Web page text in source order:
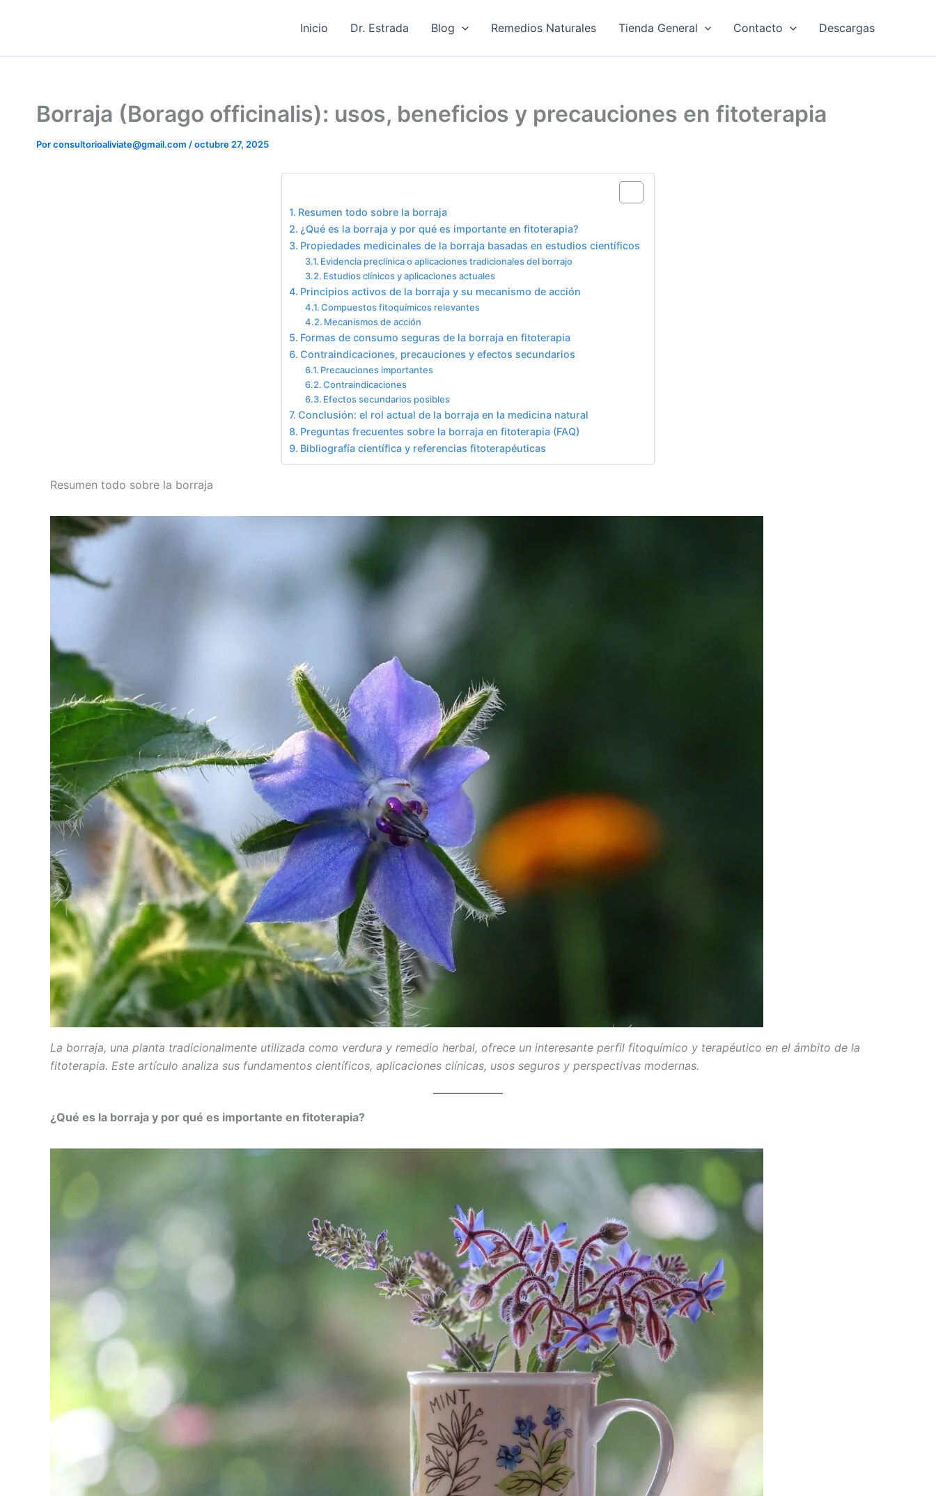
Inicio Dr. Estrada Blog Remedios Naturales Tienda General Contacto Descargas
Borraja (Borago officinalis): usos, beneficios y precauciones en fitoterapia
Porconsultorioaliviate@gmail.com /octubre 27, 2025
Resumen todo sobre la borraja
¿Qué es la borraja y por qué es importante en fitoterapia?
Propiedades medicinales de la borraja basadas en estudios científicos
Evidencia preclínica o aplicaciones tradicionales del borrajo
Estudios clínicos y aplicaciones actuales
Principios activos de la borraja y su mecanismo de acción
Compuestos fitoquímicos relevantes
Mecanismos de acción
Formas de consumo seguras de la borraja en fitoterapia
Contraindicaciones, precauciones y efectos secundarios
Precauciones importantes
Contraindicaciones
Efectos secundarios posibles
Conclusión: el rol actual de la borraja en la medicina natural
Preguntas frecuentes sobre la borraja en fitoterapia (FAQ)
Bibliografía científica y referencias fitoterapéuticas
Resumen todo sobre la borraja
La borraja, una planta tradicionalmente utilizada como verdura y remedio herbal, ofrece un interesante perfil fitoquímico y terapéutico en el ámbito de la
fitoterapia. Este artículo analiza sus fundamentos científicos, aplicaciones clínicas, usos seguros y perspectivas modernas.
¿Qué es la borraja y por qué es importante en fitoterapia?